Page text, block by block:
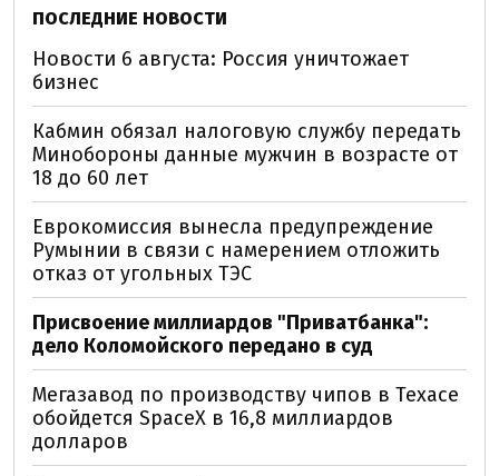
ПОСЛЕДНИЕ НОВОСТИ
Новости 6 августа: Россия уничтожает
бизнес
Кабмин обязал налоговую службу передать
Минобороны данные мужчин в возрасте от
18 до 60 лет
Еврокомиссия вынесла предупреждение
Румынии в связи с намерением отложить
отказ от угольных ТЭС
Присвоение миллиардов "Приватбанка":
дело Коломойского передано в суд
Мегазавод по производству чипов в Техасе
обойдется SpaceX в 16,8 миллиардов
долларов